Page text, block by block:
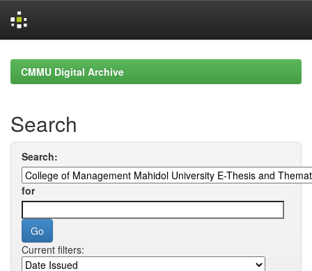
navigationCMMU Digital Archive
Search
Search:
for
Current filters: